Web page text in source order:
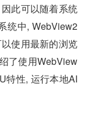
此可以随着系统
统中, WebView2
使用最新的浏览
了使用WebView
特性, 运行本地AI